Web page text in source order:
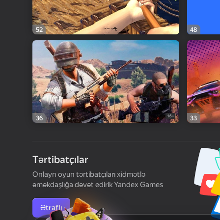
52 48
36 16+ 33
Tərtibatçılar
Onlayn oyun tərtibatçıları xidmətlə
əməkdaşlığa dəvət edirik Yandex Games
Ətraflı